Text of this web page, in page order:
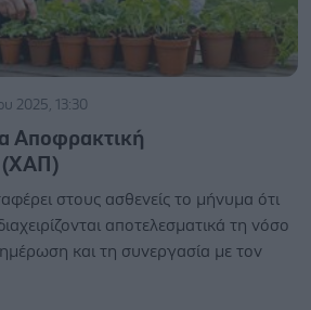
2025, 13:30
Αποφρακτική
(ΧΑΠ)
στους ασθενείς το μήνυμα ότι
αποτελεσματικά τη νόσο
και τη συνεργασία με τον